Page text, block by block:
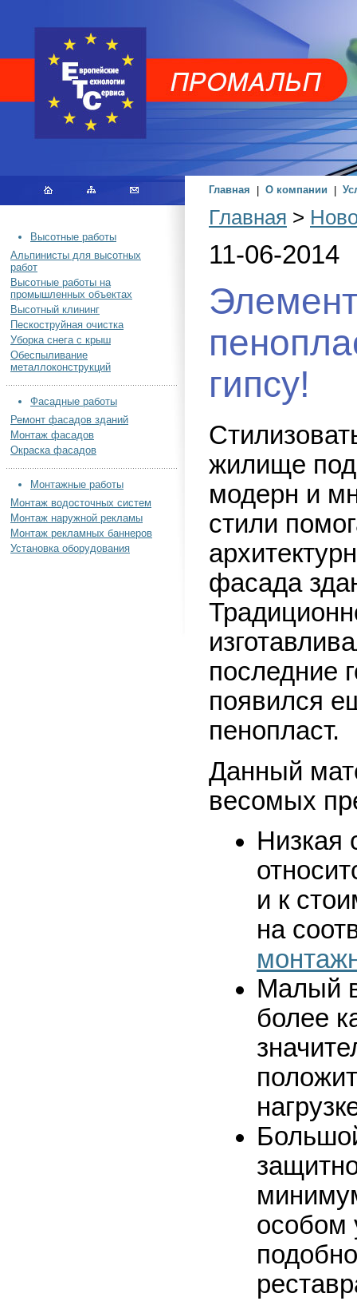
Главная О компании
Высотные работы
Альпинисты для высотных
работ
Высотные работы на
промышленных объектах
Высотный клининг
Пескоструйная очистка
Уборка снега с крыш
Обеспыливание
металлоконструкций
Фасадные работы
Ремонт фасадов зданий
Монтаж фасадов
Окраска фасадов
Монтажные работы
Монтаж водосточных систем
Монтаж наружной рекламы
Монтаж рекламных баннеров
Установка оборудования
Главная >
11-06-2014
гипсу!
жилище
модерн и
стили
фасада
последние
появился
пенопласт.
Данный
весомых
Низкая
и к
на
Малый
более
особом